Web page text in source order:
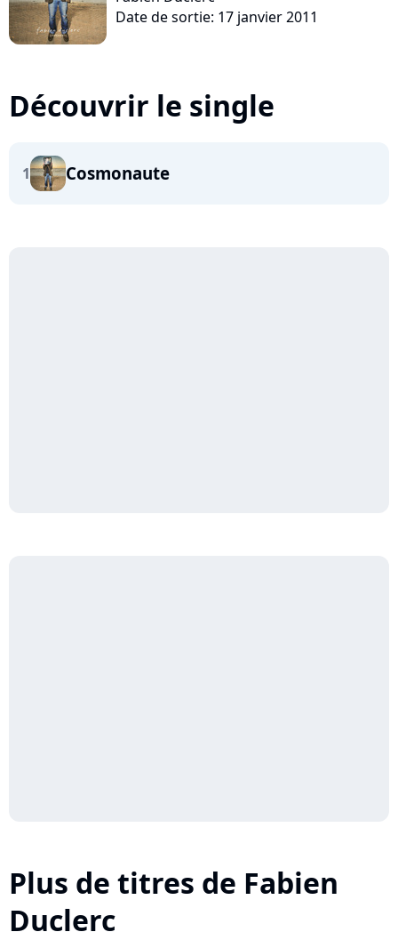
Date de sortie: 17 janvier 2011
Découvrir le single
1 Cosmonaute
Plus de titres de Fabien
Duclerc